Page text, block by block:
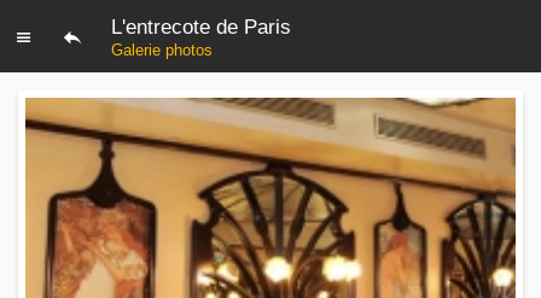
L'entrecote de Paris
Galerie photos